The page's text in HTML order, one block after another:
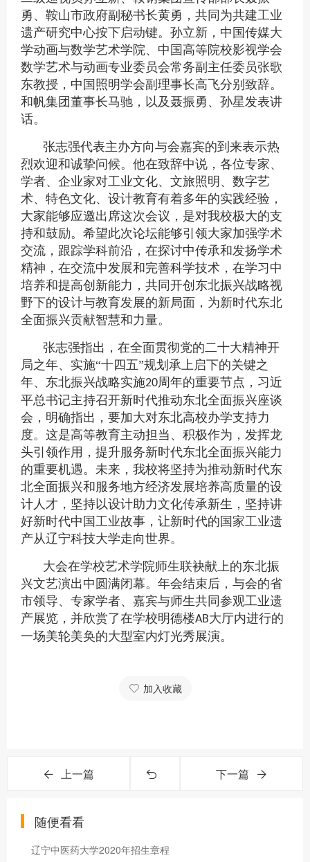
勇、鞍山市政府副秘书长黄勇，共同为共建工业
遗产研究中心按下启动键。孙立新，中国传媒大
学动画与数学艺术学院、中国高等院校影视学会
数学艺术与动画专业委员会常务副主任委员张歌
东教授，中国照明学会副理事长高飞分别致辞。
和帆集团董事长马驰，以及聂振勇、孙星发表讲
话。
张志强代表主办方向与会嘉宾的到来表示热
烈欢迎和诚挚问候。他在致辞中说，各位专家、
学者、企业家对工业文化、文旅照明、数字艺
术、特色文化、设计教育有着多年的实践经验，
大家能够应邀出席这次会议，是对我校极大的支
持和鼓励。希望此次论坛能够引领大家加强学术
交流，跟踪学科前沿，在探讨中传承和发扬学术
精神，在交流中发展和完善科学技术，在学习中
培养和提高创新能力，共同开创东北振兴战略视
野下的设计与教育发展的新局面，为新时代东北
全面振兴贡献智慧和力量。
张志强指出，在全面贯彻党的二十大精神开
局之年、实施“十四五”规划承上启下的关键之
年、东北振兴战略实施20周年的重要节点，习近
平总书记主持召开新时代推动东北全面振兴座谈
会，明确指出，要加大对东北高校办学支持力
度。这是高等教育主动担当、积极作为，发挥龙
头引领作用，提升服务新时代东北全面振兴能力
的重要机遇。未来，我校将坚持为推动新时代东
北全面振兴和服务地方经济发展培养高质量的设
计人才，坚持以设计助力文化传承新生，坚持讲
好新时代中国工业故事，让新时代的国家工业遗
产从辽宁科技大学走向世界。
大会在学校艺术学院师生联袂献上的东北振
兴文艺演出中圆满闭幕。年会结束后，与会的省
市领导、专家学者、嘉宾与师生共同参观工业遗
产展览，并欣赏了在学校明德楼AB大厅内进行的
一场美轮美奂的大型室内灯光秀展演。
加入收藏
上一篇 下一篇
随便看看
辽宁中医药大学2020年招生章程